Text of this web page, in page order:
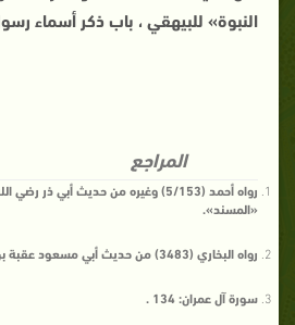
النبوة» للبيهقي ، باب ذكر أسماء رسول
المراجع
رواه أحمد (5/153) وغيره من حديث أبي
«المسند».
رواه البخاري (3483) من حديث أبي مسعود عقبة بن عمر البدري رضي الله عنه.
سورة آل عمران: 134 .